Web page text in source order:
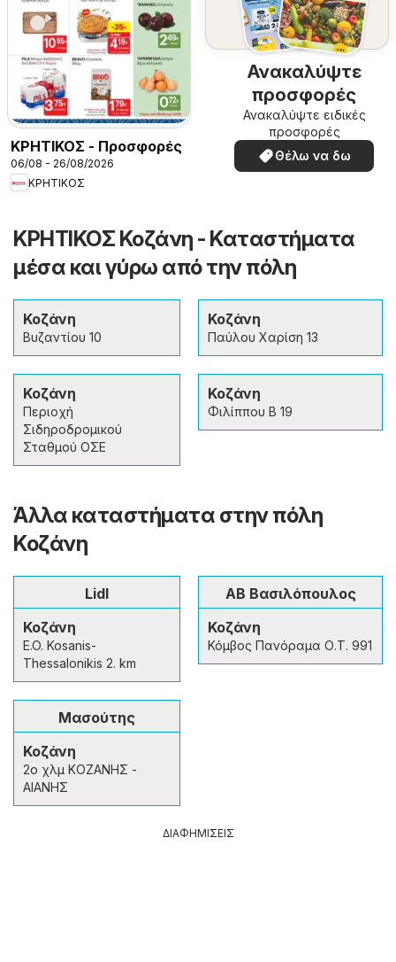
ΚΡΗΤΙΚΟΣ - Προσφορές
06/08 - 26/08/2026
ΚΡΗΤΙΚΟΣ
Ανακαλύψτε
προσφορές
Ανακαλύψτε ειδικές
προσφορές
Θέλω να δω
ΚΡΗΤΙΚΟΣ Κοζάνη - Καταστήματα
μέσα και γύρω από την πόλη
Κοζάνη
Βυζαντίου 10
Κοζάνη
Παύλου Χαρίση 13
Κοζάνη
Περιοχή
Σιδηροδρομικού
Σταθμού ΟΣΕ
Κοζάνη
Φιλίππου Β 19
Άλλα καταστήματα στην πόλη
Κοζάνη
Lidl
Κοζάνη
E.O. Kosanis-
Thessalonikis 2. km
ΑΒ Βασιλόπουλος
Κοζάνη
Κόμβος Πανόραμα Ο.Τ. 991
Μασούτης
Κοζάνη
2ο χλμ ΚΟΖΑΝΗΣ -
ΑΙΑΝΗΣ
ΔΙΑΦΗΜΙΣΕΙΣ